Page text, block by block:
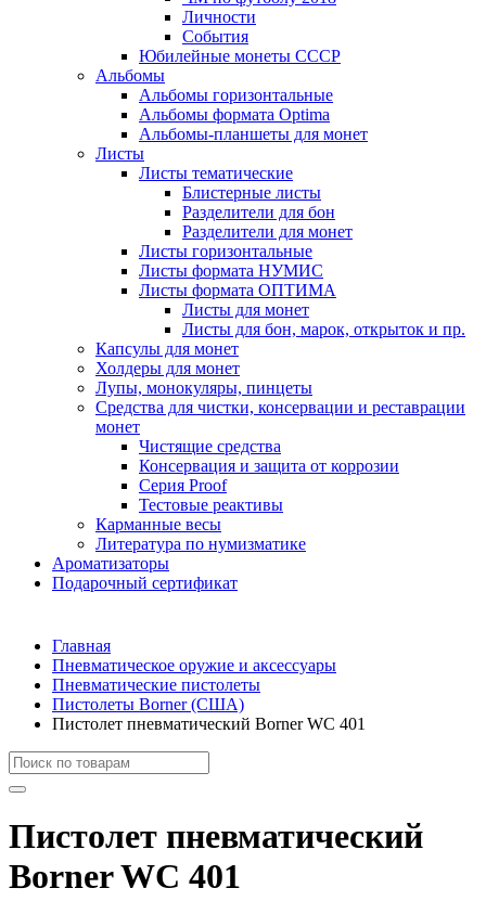
Личности
События
Юбилейные монеты СССР
Альбомы
Альбомы горизонтальные
Альбомы формата Optima
Альбомы-планшеты для монет
Листы
Листы тематические
Блистерные листы
Разделители для бон
Разделители для монет
Листы горизонтальные
Листы формата НУМИС
Листы формата ОПТИМА
Листы для монет
Листы для бон, марок, открыток и пр.
Капсулы для монет
Холдеры для монет
Лупы, монокуляры, пинцеты
Средства для чистки, консервации и реставрации
монет
Чистящие средства
Консервация и защита от коррозии
Серия Proof
Тестовые реактивы
Карманные весы
Литература по нумизматике
Ароматизаторы
Подарочный сертификат
Главная
Пневматическое оружие и аксессуары
Пневматические пистолеты
Пистолеты Borner (США)
Пистолет пневматический Borner WC 401
Пистолет пневматический
Borner WC 401